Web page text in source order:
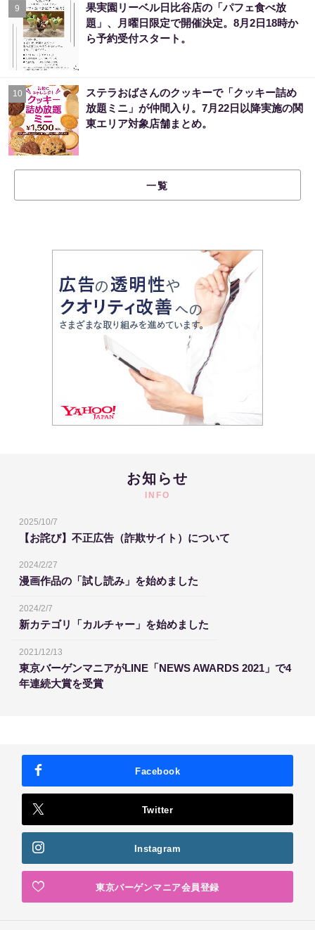
9
果実園リーベル日比谷店の「パフェ食べ放
題」、月曜日限定で開催決定。8月2日18時か
ら予約受付スタート。
10
ステラおばさんのクッキーで「クッキー詰め
放題ミニ」が仲間入り。7月22日以降実施の関
東エリア対象店舗まとめ。
一覧
お知らせ
INFO
2025/10/7
【お詫び】不正広告（詐欺サイト）について
2024/2/27
漫画作品の「試し読み」を始めました
2024/2/7
新カテゴリ「カルチャー」を始めました
2021/12/13
東京バーゲンマニアがLINE「NEWS AWARDS 2021」で4
年連続大賞を受賞
Facebook
Twitter
Instagram
東京バーゲンマニア会員登録